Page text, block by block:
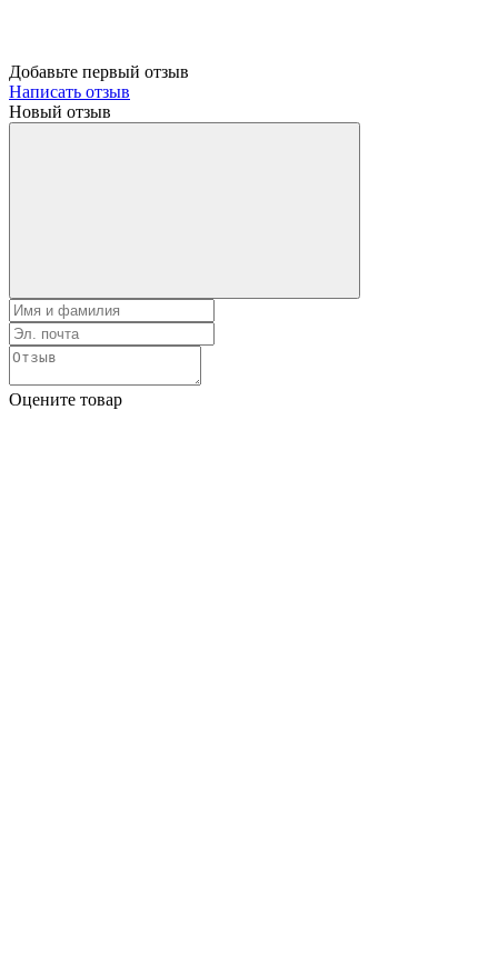
Добавьте первый отзыв
Написать отзыв
Новый отзыв
Оцените товар